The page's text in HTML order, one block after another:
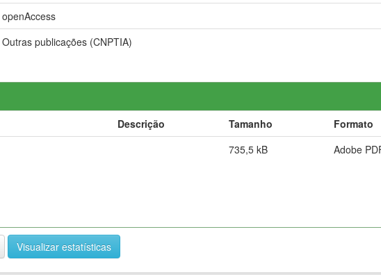
openAccess
Outras publicações (CNPTIA)
Descrição Tamanho
Formato
735,5 kB Adobe
Visualizar estatísticas